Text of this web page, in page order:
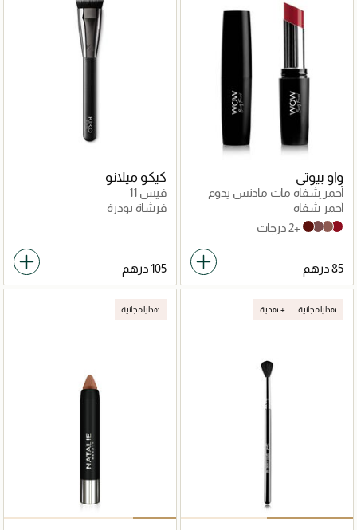
واو بيوتي
أحمر شفاه مات مادنس يدوم
طويلاً
أحمر شفاه
Red Alert
Wild Wood
Rose Daze
Brick Buzz
+2 درجات
كيكو ميلانو
فيس 11
فرشاة بودرة
هدايا مجانية هدية + هدايا مجانية